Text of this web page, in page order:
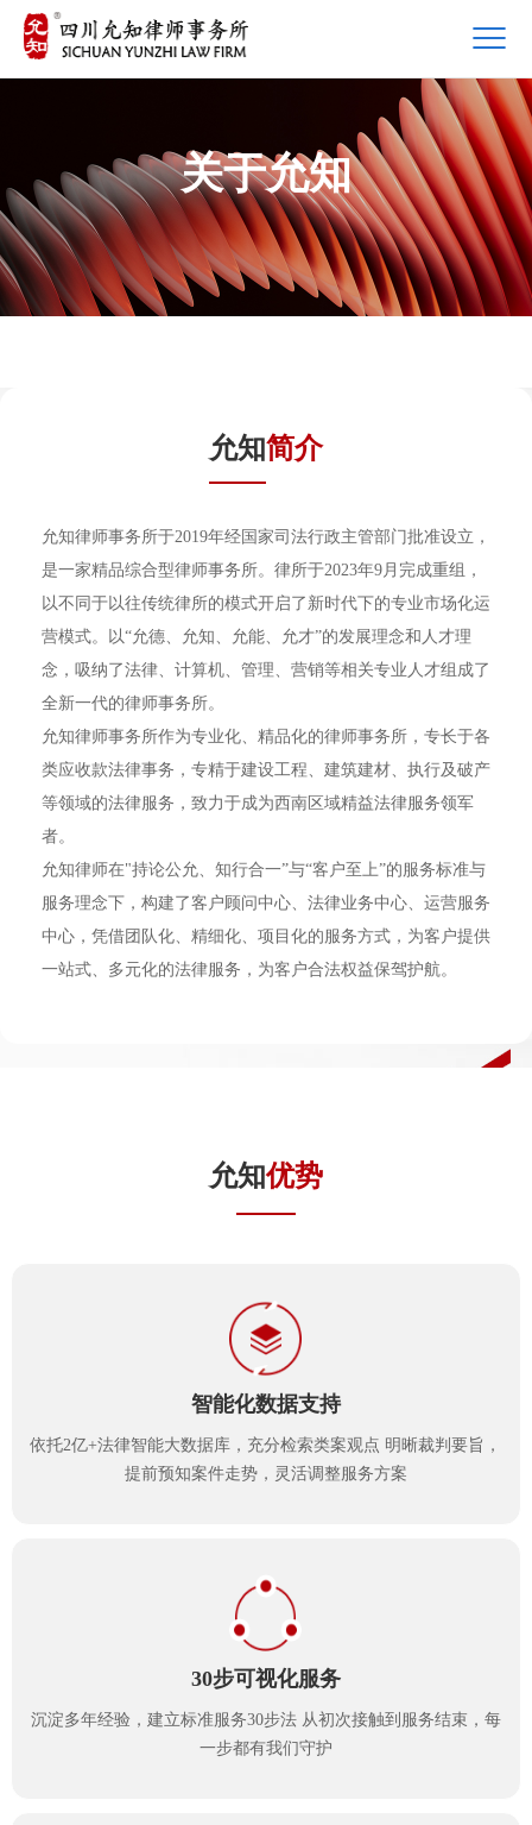
关于允知
允知简介
允知律师事务所于2019年经国家司法行政主管部门批准设立，
是一家精品综合型律师事务所。律所于2023年9月完成重组，
以不同于以往传统律所的模式开启了新时代下的专业市场化运
营模式。以“允德、允知、允能、允才”的发展理念和人才理
念，吸纳了法律、计算机、管理、营销等相关专业人才组成了
全新一代的律师事务所。
允知律师事务所作为专业化、精品化的律师事务所，专长于各
类应收款法律事务，专精于建设工程、建筑建材、执行及破产
等领域的法律服务，致力于成为西南区域精益法律服务领军
者。
允知律师在"持论公允、知行合一”与“客户至上”的服务标准与
服务理念下，构建了客户顾问中心、法律业务中心、运营服务
中心，凭借团队化、精细化、项目化的服务方式，为客户提供
一站式、多元化的法律服务，为客户合法权益保驾护航。
允知优势
智能化数据支持
依托2亿+法律智能大数据库，充分检索类案观点 明晰裁判要旨，
提前预知案件走势，灵活调整服务方案
30步可视化服务
沉淀多年经验，建立标准服务30步法 从初次接触到服务结束，每
一步都有我们守护